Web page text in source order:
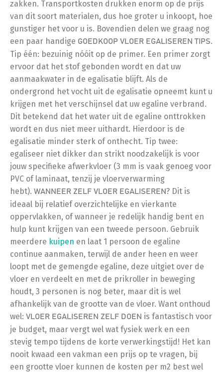
zakken. Transportkosten drukken enorm op de prijs
van dit soort materialen, dus hoe groter u inkoopt, hoe
gunstiger het voor u is. Bovendien delen we graag nog
een paar handige GOEDKOOP VLOER EGALISEREN TIPS.
Tip één: bezuinig nóóit op de primer. Een primer zorgt
ervoor dat het stof gebonden wordt en dat uw
aanmaakwater in de egalisatie blijft. Als de
ondergrond het vocht uit de egalisatie opneemt kunt u
krijgen met het verschijnsel dat uw egaline verbrand.
Dit betekend dat het water uit de egaline onttrokken
wordt en dus niet meer uithardt. Hierdoor is de
egalisatie minder sterk of onthecht. Tip twee:
egaliseer niet dikker dan strikt noodzakelijk is voor
jouw specifieke afwerkvloer (3 mm is vaak genoeg voor
PVC of laminaat, tenzij je vloerverwarming
hebt). WANNEER ZELF VLOER EGALISEREN? Dit is
ideaal bij relatief overzichtelijke en vierkante
oppervlakken, of wanneer je redelijk handig bent en
hulp kunt krijgen van een tweede persoon. Gebruik
meerdere kuipen en laat 1 persoon de egaline
continue aanmaken, terwijl de ander heen en weer
loopt met de gemengde egaline, deze uitgiet over de
vloer en verdeelt en met de prikroller in beweging
houdt, 3 personen is nog beter, maar dit is wel
afhankelijk van de grootte van de vloer. Want onthoud
wel: VLOER EGALISEREN ZELF DOEN is fantastisch voor
je budget, maar vergt wel wat fysiek werk en een
stevig tempo tijdens de korte verwerkingstijd! Het kan
nooit kwaad een vakman een prijs op te vragen, bij
een grootte vloer kunnen de kosten per m2 best wel